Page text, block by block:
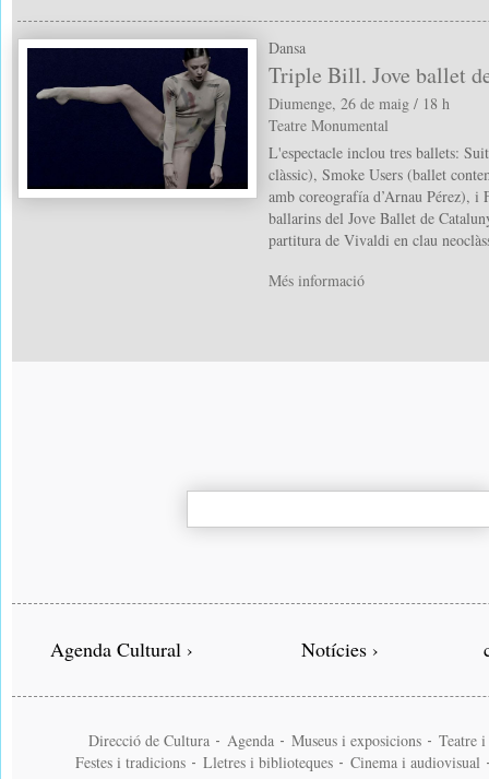
Dansa
Triple Bill. Jove ballet
Diumenge, 26 de maig / 18 h
Teatre Monumental
L'espectacle inclou tres ballets:
clàssic), Smoke Users (ballet
amb coreografía d’Arnau Pérez), i
ballarins del Jove Ballet de
partitura de Vivaldi en clau
Més informació
Agenda Cultural › Notícies ›
Direcció de Cultura - Agenda - Museus i exposicions - Teatre
Festes i tradicions - Lletres i biblioteques - Cinema i audiovisual